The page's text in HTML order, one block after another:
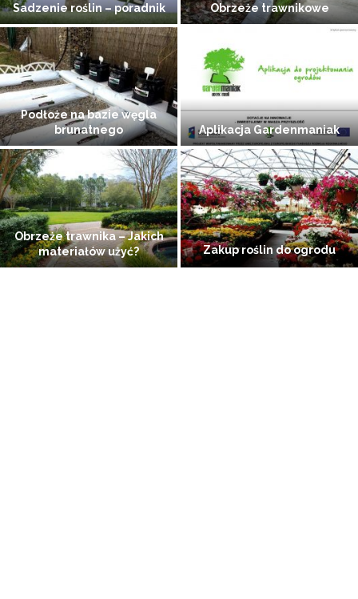
nowoczesna aplikacja
prostoty
Ogrodzenia ogrodowe –
które wybrać?
Zakładanie trawnika na
jesieni
Jak rozplanować ogród dla
warzyw?
Siew nasion roślin
jednorocznych